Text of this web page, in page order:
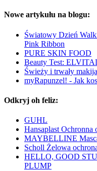
Nowe artykułu na blogu:
Światowy Dzień
Pink Ribbon
PURE SKIN FOOD
Beauty Test:
Świeży i trwały
myRapunzel! - Jak
Odkryj oh feliz:
GUHL
Hansaplast Ochronna
MAYBELLINE
Scholl Żelowa
HELLO, GOOD
PLUMP